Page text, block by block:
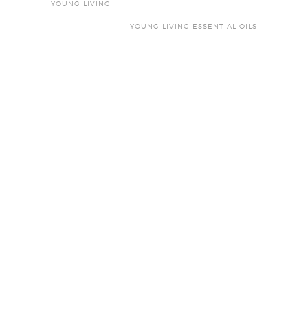
YOUNG LIVING
YOUNG LIVING ESSENTIAL OILS